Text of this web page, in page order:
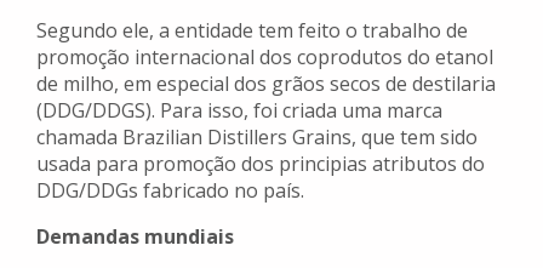
Segundo ele, a entidade tem feito o trabalho de
promoção internacional dos coprodutos do etanol
de milho, em especial dos grãos secos de destilaria
(DDG/DDGS). Para isso, foi criada uma marca
chamada Brazilian Distillers Grains, que tem sido
usada para promoção dos principias atributos do
DDG/DDGs fabricado no país.
Demandas mundiais